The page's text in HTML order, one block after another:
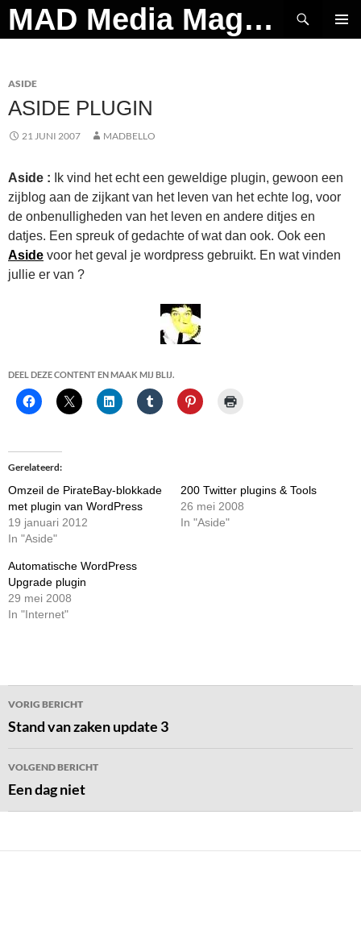
Ga
naar
MAD Media Magazine
Zoeken
ASIDE
ASIDE PLUGIN
21 JUNI 2007 MADBELLO
Aside : Ik vind het echt een geweldige plugin, gewoon een
zijblog aan de zijkant van het leven van het echte log, voor
de onbenulligheden van het leven en andere ditjes en
datjes. Een spreuk of gedachte of wat dan ook. Ook een
Aside voor het geval je wordpress gebruikt. En wat vinden
jullie er van ?
DEEL DEZE CONTENT EN MAAK MIJ BLIJ.
Gerelateerd
Omzeil de PirateBay-blokkade
met plugin van WordPress
19 januari 2012
In "Aside"
200 Twitter plugins & Tools
26 mei 2008
In "Aside"
Automatische WordPress
Upgrade plugin
29 mei 2008
In "Internet"
Bericht
navigatie
VORIG BERICHT
Stand van zaken update 3
VOLGEND BERICHT
Een dag niet